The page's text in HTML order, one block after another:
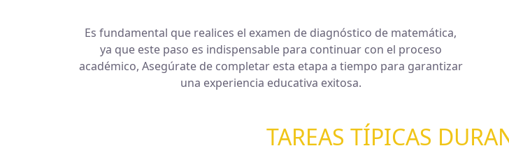
Es fundamental que realices el examen de diagnóstico de matemática,
ya que este paso es indispensable para continuar con el proceso
académico, Asegúrate de completar esta etapa a tiempo para garantizar
una experiencia educativa exitosa.
TAREAS TÍPICAS